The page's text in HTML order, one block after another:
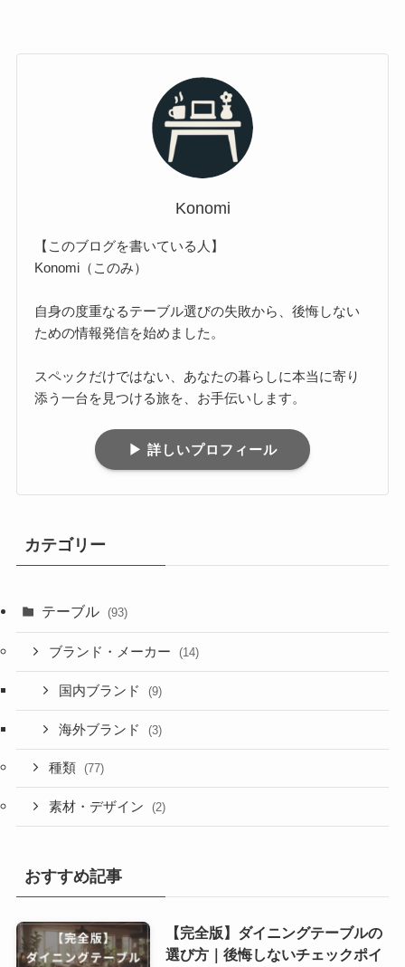
Konomi
【このブログを書いている人】
Konomi（このみ）
自身の度重なるテーブル選びの失敗から、後悔しない
ための情報発信を始めました。
スペックだけではない、あなたの暮らしに本当に寄り
添う一台を見つける旅を、お手伝いします。
▶︎ 詳しいプロフィール
カテゴリー
テーブル (93)
ブランド・メーカー (14)
国内ブランド (9)
海外ブランド (3)
種類 (77)
素材・デザイン (2)
おすすめ記事
【完全版】ダイニングテーブルの
選び方｜後悔しないチェックポイ